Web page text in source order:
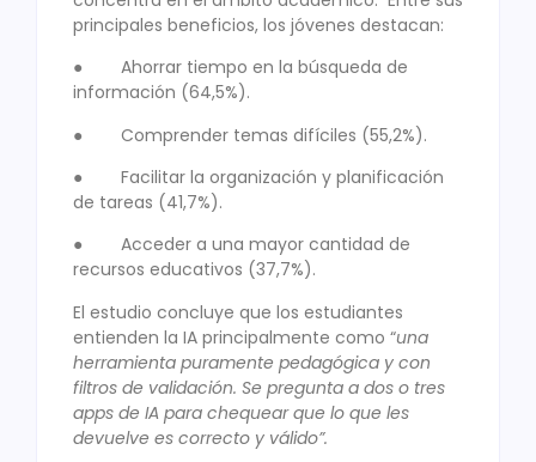
principales beneficios, los jóvenes destacan:
● Ahorrar tiempo en la búsqueda de
información (64,5%).
● Comprender temas difíciles (55,2%).
● Facilitar la organización y planificación
de tareas (41,7%).
● Acceder a una mayor cantidad de
recursos educativos (37,7%).
El estudio concluye que los estudiantes
entienden la IA principalmente como “una
herramienta puramente pedagógica y con
filtros de validación. Se pregunta a dos o tres
apps de IA para chequear que lo que les
devuelve es correcto y válido”.